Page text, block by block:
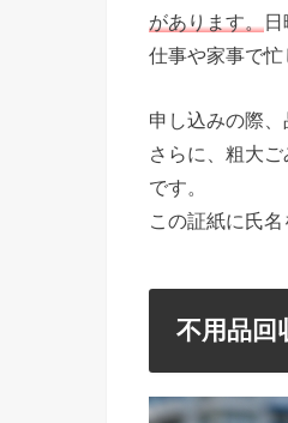
があります。
仕事や家事で忙
申し込みの際、
さらに、粗大
です。
この証紙に氏
不用品回